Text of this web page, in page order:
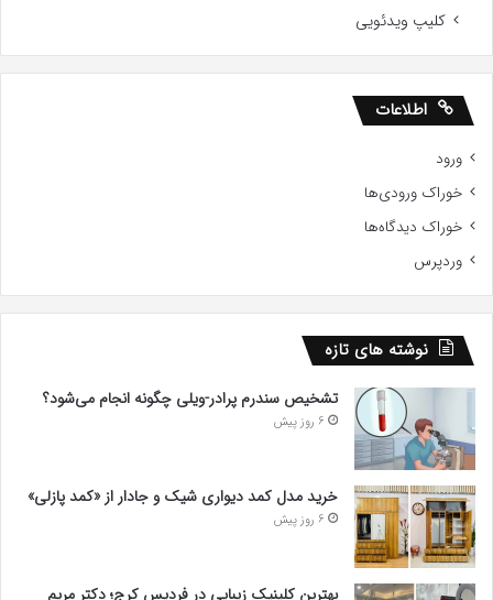
کلیپ ویدئویی
اطلاعات
ورود
خوراک ورودی‌ها
خوراک دیدگاه‌ها
وردپرس
نوشته های تازه
تشخیص سندرم پرادر-ویلی چگونه انجام می‌شود؟
6 روز پیش
خرید مدل کمد دیواری شیک و جادار از «کمد پازلی»
6 روز پیش
بهترین کلینیک زیبایی در فردیس کرج؛ دکتر مریم